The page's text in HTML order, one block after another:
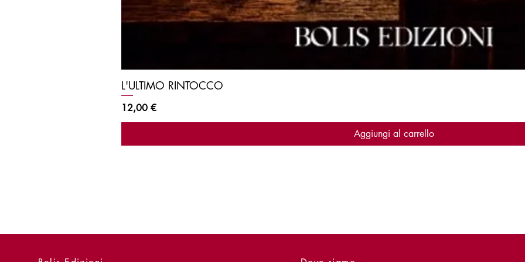
L'ULTIMO RINTOCCO
Prezzo
12,00 €
Aggiungi al carrello